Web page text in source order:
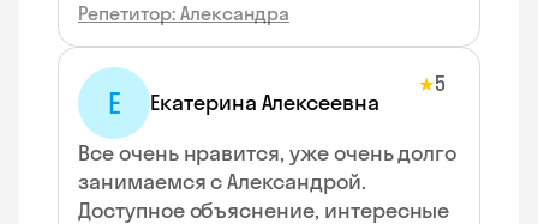
Репетитор: Александра
Е Екатерина Алексеевна
★5
Все очень нравится, уже очень долго
занимаемся с Александрой.
Доступное объяснение, интересные